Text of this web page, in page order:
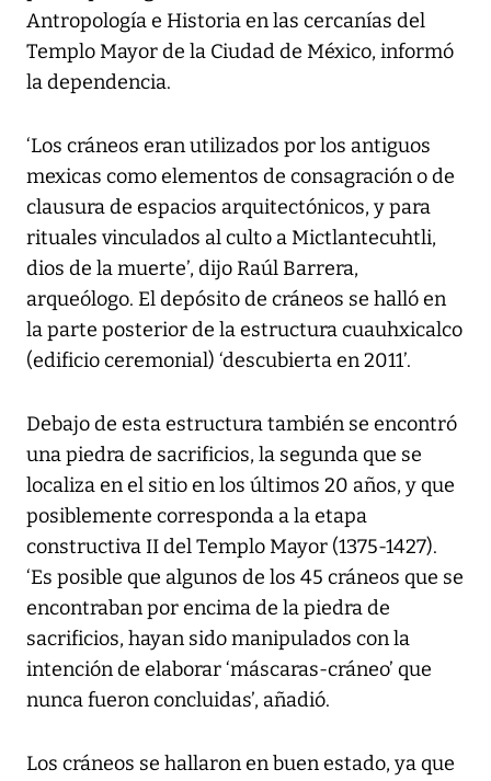
Antropología e Historia en las cercanías del
Templo Mayor de la Ciudad de México, informó
la dependencia.
‘Los cráneos eran utilizados por los antiguos
mexicas como elementos de consagración o de
clausura de espacios arquitectónicos, y para
rituales vinculados al culto a Mictlantecuhtli,
dios de la muerte’, dijo Raúl Barrera,
arqueólogo. El depósito de cráneos se halló en
la parte posterior de la estructura cuauhxicalco
(edificio ceremonial) ‘descubierta en 2011’.
Debajo de esta estructura también se encontró
una piedra de sacrificios, la segunda que se
localiza en el sitio en los últimos 20 años, y que
posiblemente corresponda a la etapa
constructiva II del Templo Mayor (1375-1427).
‘Es posible que algunos de los 45 cráneos que se
encontraban por encima de la piedra de
sacrificios, hayan sido manipulados con la
intención de elaborar ‘máscaras-cráneo’ que
nunca fueron concluidas’, añadió.
Los cráneos se hallaron en buen estado, ya que